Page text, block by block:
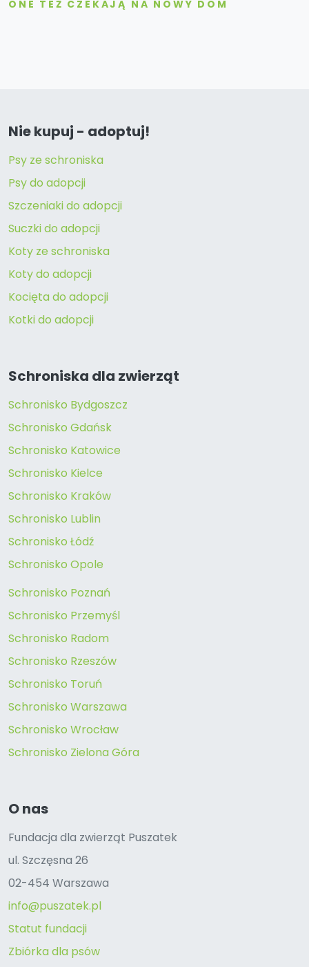
ONE TEŻ CZEKAJĄ NA NOWY DOM
Nie kupuj - adoptuj!
Psy ze schroniska
Psy do adopcji
Szczeniaki do adopcji
Suczki do adopcji
Koty ze schroniska
Koty do adopcji
Kocięta do adopcji
Kotki do adopcji
Schroniska dla zwierząt
Schronisko Bydgoszcz
Schronisko Gdańsk
Schronisko Katowice
Schronisko Kielce
Schronisko Kraków
Schronisko Lublin
Schronisko Łódź
Schronisko Opole
Schronisko Poznań
Schronisko Przemyśl
Schronisko Radom
Schronisko Rzeszów
Schronisko Toruń
Schronisko Warszawa
Schronisko Wrocław
Schronisko Zielona Góra
O nas
Fundacja dla zwierząt Puszatek
ul. Szczęsna 26
02-454 Warszawa
info@puszatek.pl
Statut fundacji
Zbiórka dla psów